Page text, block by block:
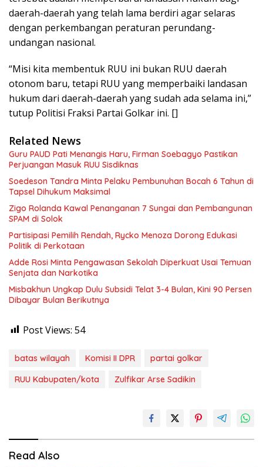
daerah-daerah yang telah lama berdiri agar selaras
dengan perkembangan peraturan perundang-
undangan nasional.
“Misi kita membentuk RUU ini bukan RUU daerah
otonom baru, tetapi RUU yang memperbaiki landasan
hukum dari daerah-daerah yang sudah ada selama ini,”
tutup Politisi Fraksi Partai Golkar ini. []
Related News
Guru PAUD Pati Menangis Haru, Firman Soebagyo Pastikan
Perjuangan Masuk RUU Sisdiknas
Soedeson Tandra Minta Pelaku Pembunuhan Bocah 6 Tahun di
Tapsel Dihukum Maksimal
Zigo Rolanda Kawal Penanganan 7 Sungai dan Pembangunan
SPAM di Solok
Partisipasi Pemilih Rendah, Rycko Menoza Dorong Edukasi
Politik di Perkotaan
Adde Rosi Minta Pengawasan Sekolah Diperkuat Usai Temuan
Senjata dan Narkotika
Misbakhun Ungkap Dulu Subsidi Telat 3-4 Bulan, Kini 90 Persen
Dibayar Bulan Berikutnya
Post Views: 54
batas wilayah Komisi II DPR
partai golkar
RUU Kabupaten/kota
Zulfikar Arse Sadikin
Read Also